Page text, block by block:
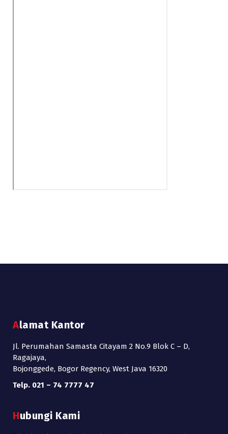
Alamat Kantor
Jl. Perumahan Samasta Citayam 2 No.9 Blok C – D,
Ragajaya,
Bojonggede, Bogor Regency, West Java 16320
Telp. 021 – 74 7777 47
Hubungi Kami